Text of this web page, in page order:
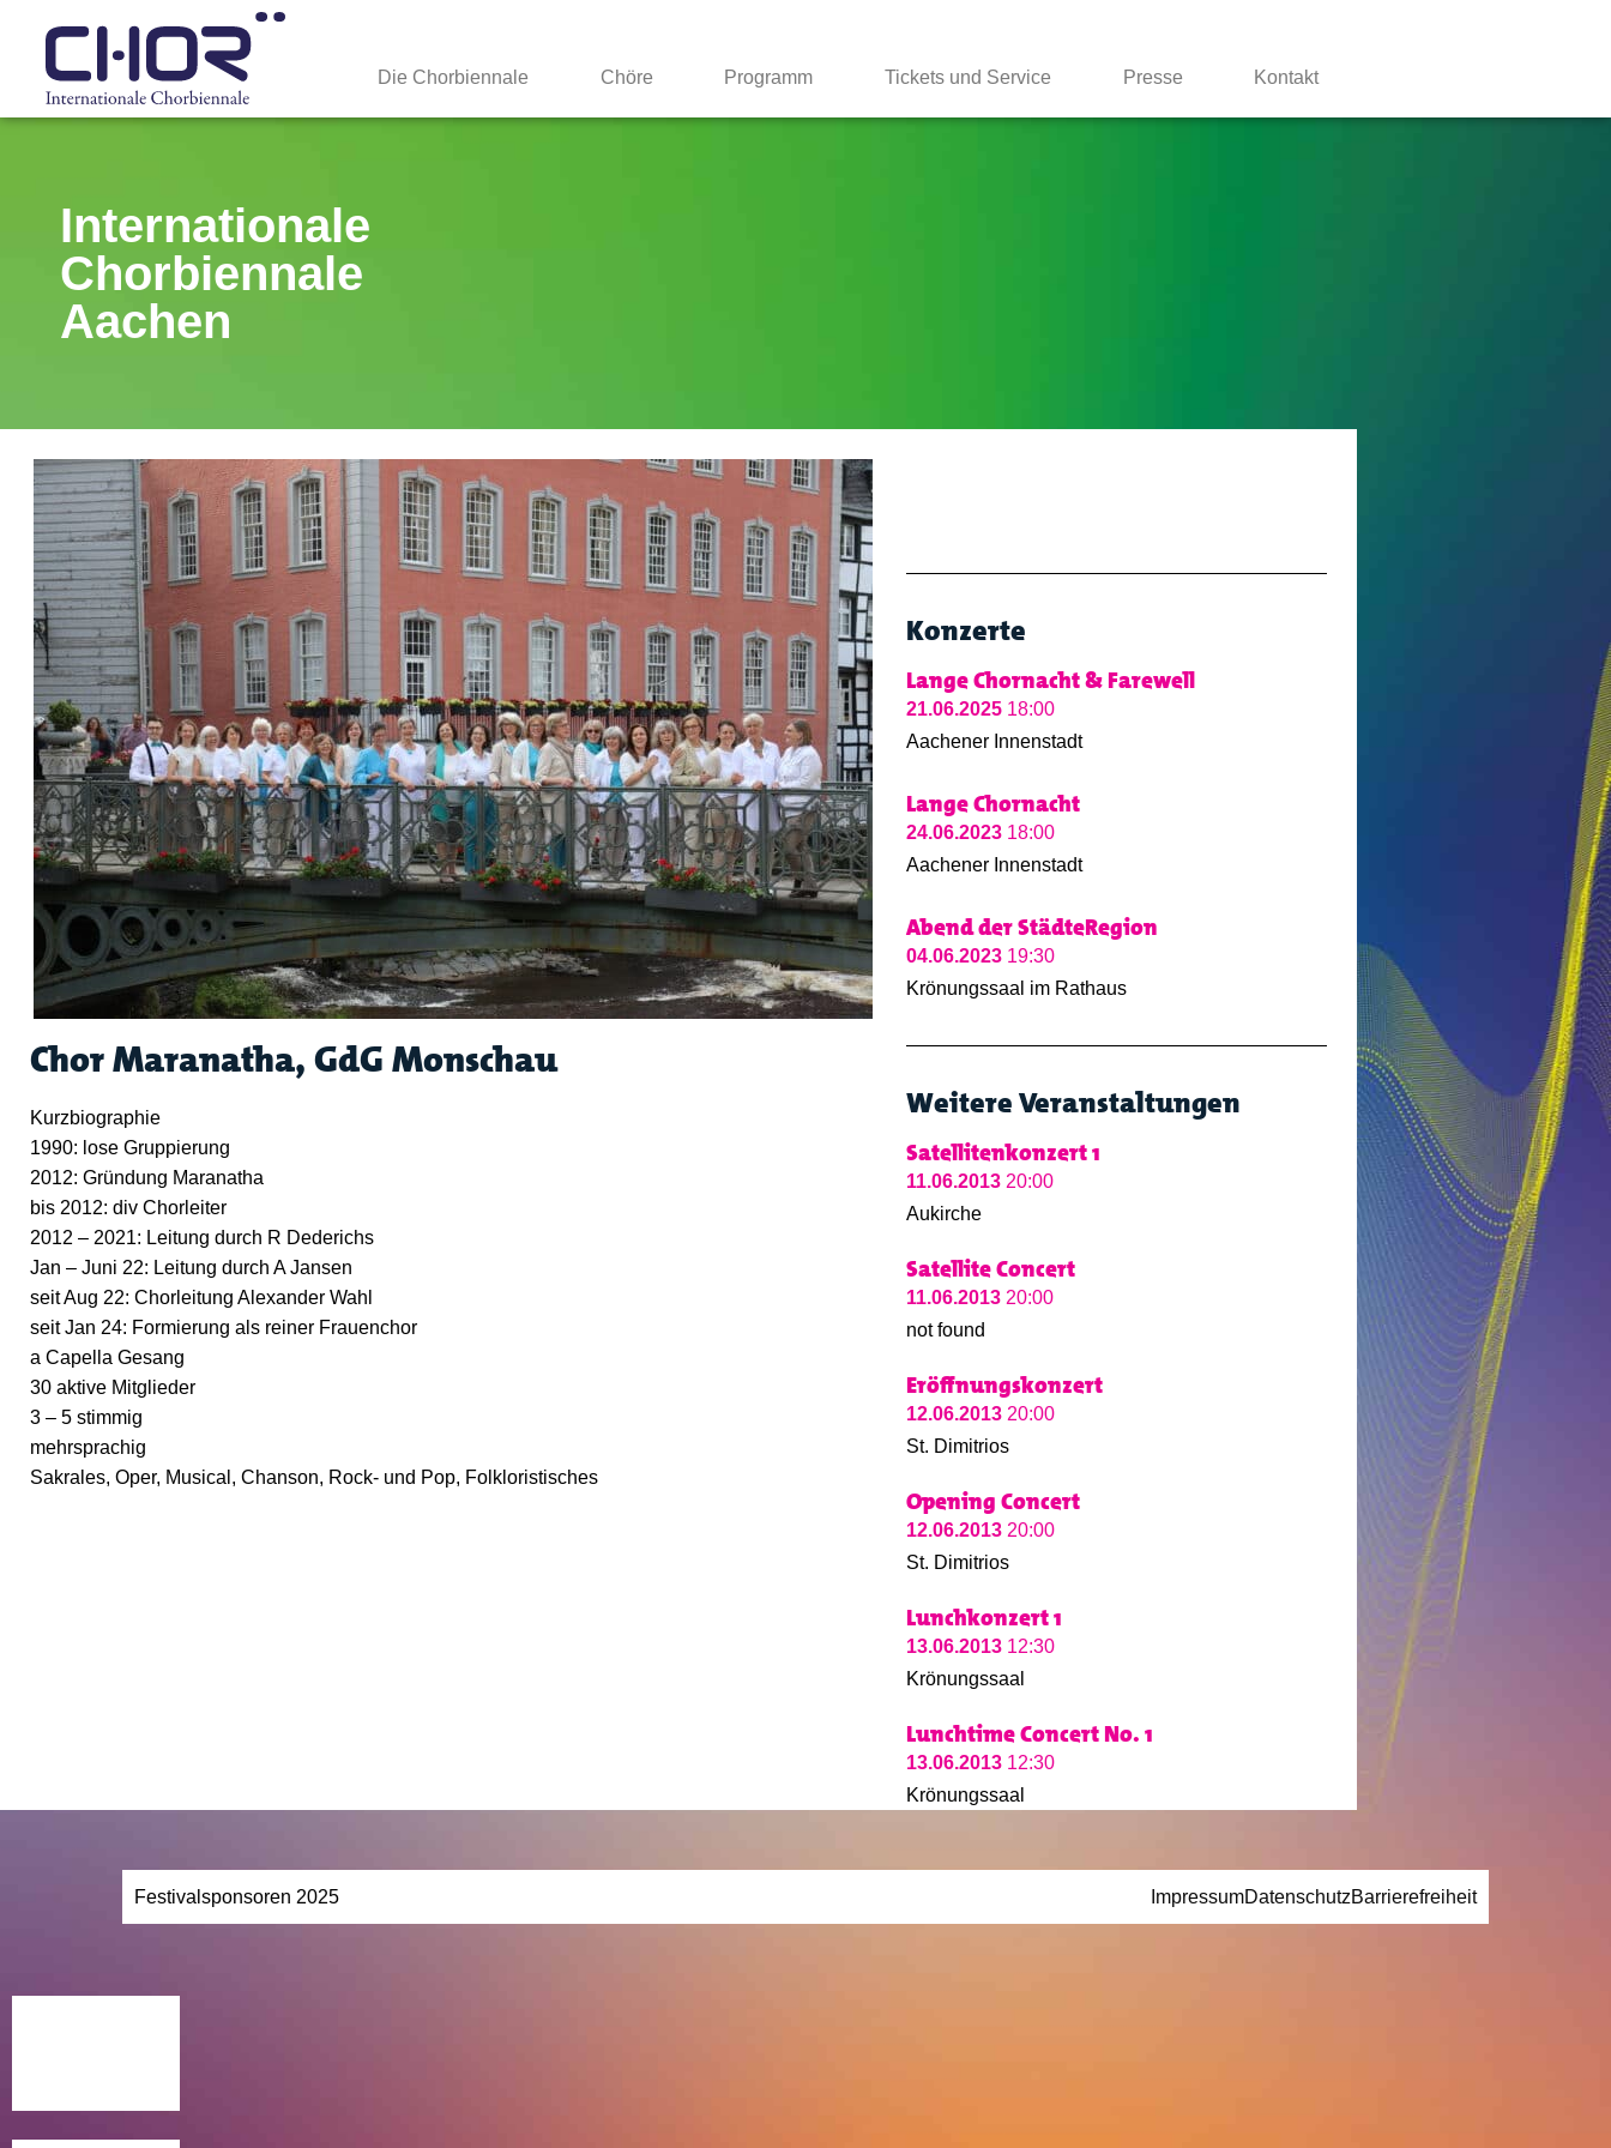
Die Chorbiennale Chöre Programm Tickets und Service Presse Kontakt
Internationale
Chorbiennale
Aachen
Chor Maranatha, GdG Monschau
Kurzbiographie
1990: lose Gruppierung
2012: Gründung Maranatha
bis 2012: div Chorleiter
2012 – 2021: Leitung durch R Dederichs
Jan – Juni 22: Leitung durch A Jansen
seit Aug 22: Chorleitung Alexander Wahl
seit Jan 24: Formierung als reiner Frauenchor
a Capella Gesang
30 aktive Mitglieder
3 – 5 stimmig
mehrsprachig
Sakrales, Oper, Musical, Chanson, Rock- und Pop, Folkloristisches
Konzerte
Lange Chornacht & Farewell
21.06.202518:00
Aachener Innenstadt
Lange Chornacht
24.06.202318:00
Aachener Innenstadt
Abend der StädteRegion
04.06.202319:30
Krönungssaal im Rathaus
Weitere Veranstaltungen
Satellitenkonzert 1
11.06.201320:00
Aukirche
Satellite Concert
11.06.201320:00
not found
Eröffnungskonzert
12.06.201320:00
St. Dimitrios
Opening Concert
12.06.201320:00
St. Dimitrios
Lunchkonzert 1
13.06.201312:30
Krönungssaal
Lunchtime Concert No. 1
13.06.201312:30
Krönungssaal
Festivalsponsoren 2025 ImpressumDatenschutzBarrierefreiheit